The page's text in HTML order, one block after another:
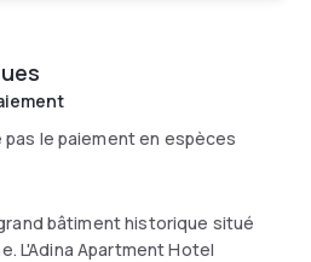
le paiement en espèces
bâtiment historique situé
L'Adina Apartment Hotel